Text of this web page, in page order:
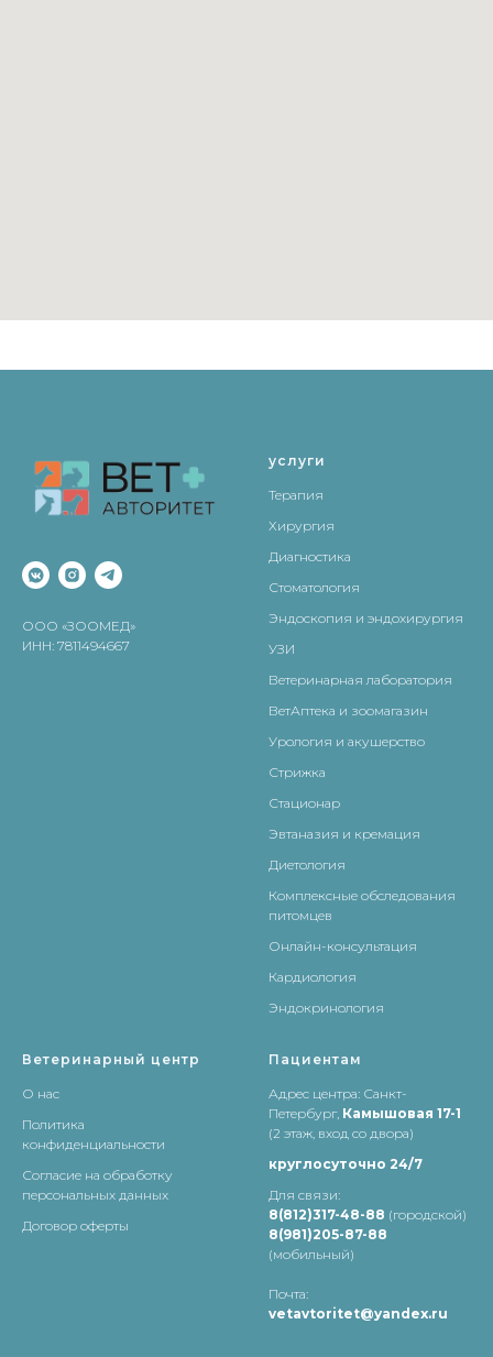
ООО «ЗООМЕД»
ИНН: 7811494667
услуги
Терапия
Хирургия
Диагностика
Стоматология
Эндоскопия и эндохирургия
УЗИ
Ветеринарная лаборатория
ВетАптека и зоомагазин
Урология и акушерство
Стрижка
Стационар
Эвтаназия и кремация
Диетология
Комплексные обследования
питомцев
Онлайн-консультация
Кардиология
Эндокринология
Ветеринарный центр
О нас
Политика
конфиденциальности
Согласие на обработку
персональных данных
Договор оферты
Пациентам
Адрес центра: Санкт-
Петербург, Камышовая 17-1
(2 этаж, вход со двора)
круглосуточно 24/7
Для связи:
8(812)317-48-88 (городской)
8(981)205-87-88
(мобильный)
Почта:
vetavtoritet@yandex.ru